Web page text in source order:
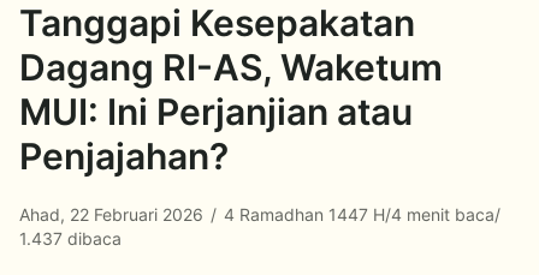
Tanggapi Kesepakatan
Dagang RI-AS, Waketum
MUI: Ini Perjanjian atau
Penjajahan?
Ahad, 22 Februari 2026 / 4 Ramadhan 1447 H/4 menit baca/
1.437 dibaca